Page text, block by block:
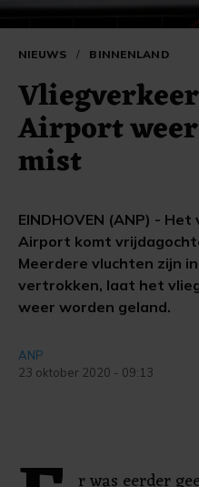
NIEUWS / BINNENLAND
Airport
mist
EINDHOVEN (ANP) -
Airport komt
Meerdere vluchten zijn
vertrokken, laat het
weer worden geland.
ANP
23 oktober 2020 - 09:13